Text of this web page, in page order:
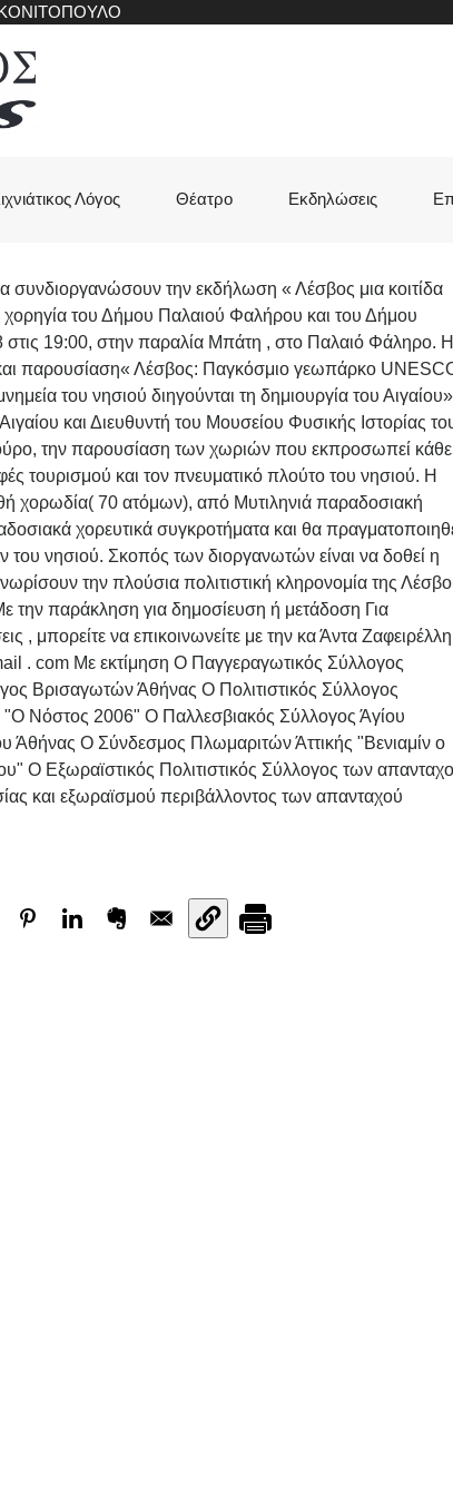
Λόγος Θέατρο Εκδηλώσεις
συνδιοργανώσουν την εκδήλωση « Λέσβος μια κοιτίδα
χορηγία του Δήμου Παλαιού Φαλήρου και του Δήμου
19:00, στην παραλία Μπάτη , στο Παλαιό Φάληρο. Η
παρουσίαση« Λέσβος: Παγκόσμιο γεωπάρκο
του νησιού διηγούνται τη δημιουργία του
και Διευθυντή του Μουσείου Φυσικής Ιστορίας
την παρουσίαση των χωριών που εκπροσωπεί κάθε
τουρισμού και τον πνευματικό πλούτο του νησιού. Η
χορωδία( 70 ατόμων), από Μυτιληνιά παραδοσιακή
χορευτικά συγκροτήματα και θα
νησιού. Σκοπός των διοργανωτών είναι να δοθεί η
την πλούσια πολιτιστική κληρονομία της
παράκληση για δημοσίευση ή μετάδοση Για
, μπορείτε να επικοινωνείτε με την κα Άντα Ζαφειρέλλη
. com Με εκτίμηση Ο Παγγεραγωτικός Σύλλογος
Βρισαγωτών Άθήνας Ο Πολιτιστικός Σύλλογος
Νόστος 2006" Ο Παλλεσβιακός Σύλλογος Άγίου
Ο Σύνδεσμος Πλωμαριτών Άττικής "Βενιαμίν ο
Ο Εξωραϊστικός Πολιτιστικός Σύλλογος των
και εξωραϊσμού περιβάλλοντος των απανταχού